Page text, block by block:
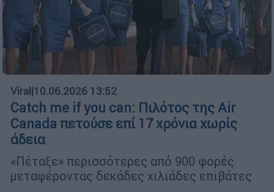
Viral |10.06.2026 13:52
Catch me if you can: Πιλότος της Air
Canada πετούσε επί 17 χρόνια χωρίς
άδεια
«Πέταξε» περισσότερες από 900 φορές
μεταφέροντας δεκάδες χιλιάδες επιβάτες